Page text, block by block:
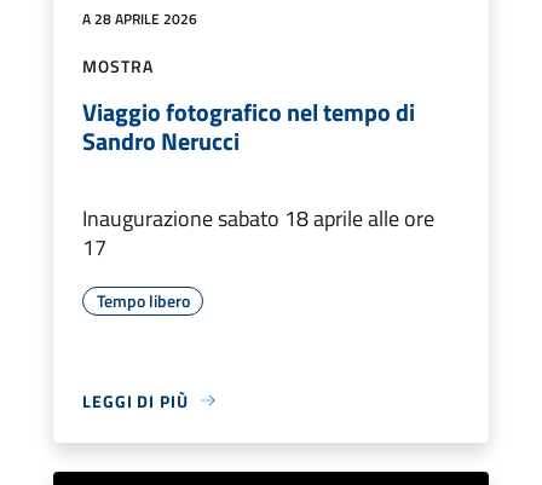
A 28 APRILE 2026
MOSTRA
Viaggio fotografico nel tempo di
Sandro Nerucci
Inaugurazione sabato 18 aprile alle ore
17
Tempo libero
LEGGI DI PIÙ